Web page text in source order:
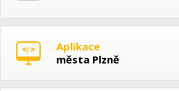
Aplikace
města Plzně